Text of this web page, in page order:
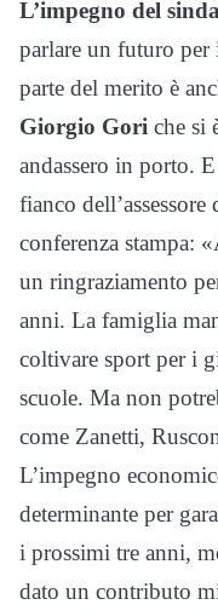
L’impegno del
parlare un futuro
parte del merito è
Giorgio Gori che si
andassero in porto.
fianco
conferenza stampa:
un ringraziamento
anni. La famiglia
coltivare sport per i
scuole. Ma non
come Zanetti,
L’impegno
determinante per
i prossimi tre anni,
dato un contributo